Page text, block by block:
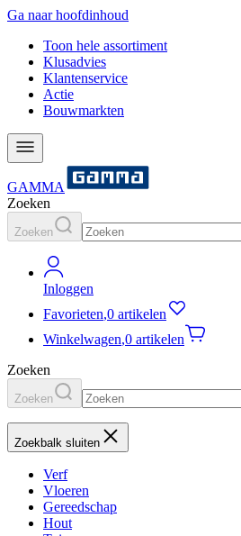
Ga naar hoofdinhoud
Toon hele assortiment
Klusadvies
Klantenservice
Actie
Bouwmarkten
GAMMA
Zoeken
Zoeken
Inloggen
Favorieten,0 artikelen
Winkelwagen,0 artikelen
Zoeken
Zoeken
Zoekbalk sluiten
Verf
Vloeren
Gereedschap
Hout